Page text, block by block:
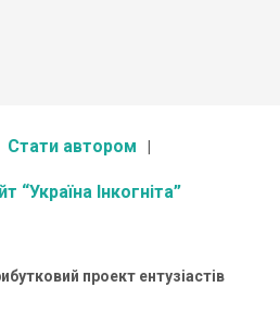
Стати автором
“Україна Інкогніта”
проект ентузіастів